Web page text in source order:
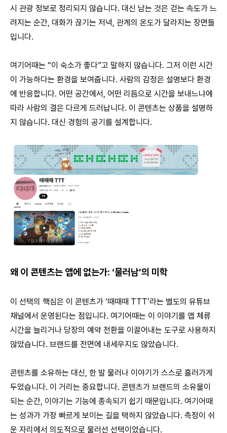
시 관광 정보로 정리되지 않습니다. 대신 남는 것은 걷는 속도가 느
려지는 순간, 대화가 끊기는 저녁, 관계의 온도가 달라지는 장면들
입니다.
여기어때는 “이 숙소가 좋다”고 말하지 않습니다. 그저 이런 시간
이 가능하다는 환경을 보여줍니다. 사람의 감정은 설명보다 환경
에 반응합니다. 어떤 공간에서, 어떤 리듬으로 시간을 보내느냐에
따라 사람의 결은 다르게 드러납니다. 이 콘텐츠는 상품을 설명하
지 않습니다. 대신 경험의 공기를 설계합니다.
왜 이 콘텐츠는 앱에 없는가: ‘물러남’의 미학
이 선택의 핵심은 이 콘텐츠가 ‘때때때 TTT’라는 별도의 유튜브
채널에서 운영된다는 점입니다. 여기어때는 이 이야기를 앱 체류
시간을 늘리거나 당장의 예약 전환을 이끌어내는 도구로 사용하지
않았습니다. 브랜드를 전면에 내세우지도 않았습니다.
콘텐츠를 소유하는 대신, 한 발 물러나 이야기가 스스로 흘러가게
두었습니다. 이 거리는 중요합니다. 콘텐츠가 브랜드의 소유물이
되는 순간, 이야기는 기능에 종속되기 쉽기 때문입니다. 여기어때
는 성과가 가장 빠르게 보이는 길을 택하지 않았습니다. 측정이 쉬
운 자리에서 의도적으로 물러선 선택이었습니다.